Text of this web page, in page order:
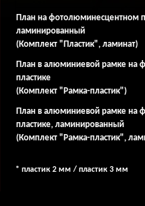
План на фотолюминесцентном
ламинированный
(Комплект "Пластик", ламинат)
План в алюминиевой рамке на
пластике
(Комплект "Рамка-пластик")
План в алюминиевой рамке на
пластике, ламинированный
(Комплект "Рамка-пластик",
* пластик 2 мм / пластик 3 мм